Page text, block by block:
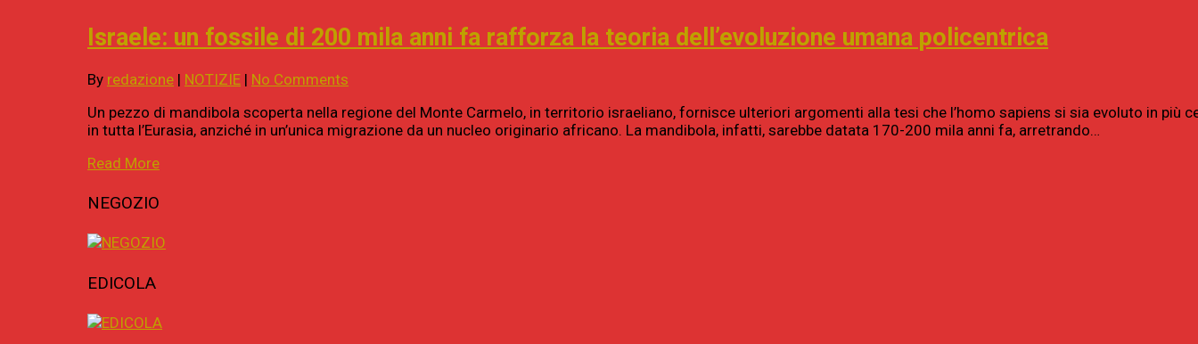
Israele: un fossile di 200 mila anni fa rafforza la teoria dell’evoluzione umana policentrica
By redazione | NOTIZIE | No Comments
Un pezzo di mandibola scoperta nella regione del Monte Carmelo, in territorio israeliano, fornisce ulteriori argomenti alla tesi che l’homo sapiens si sia evoluto in più
in tutta l’Eurasia, anziché in un’unica migrazione da un nucleo originario africano. La mandibola, infatti, sarebbe datata 170-200 mila anni fa, arretrando…
Read More
NEGOZIO
EDICOLA